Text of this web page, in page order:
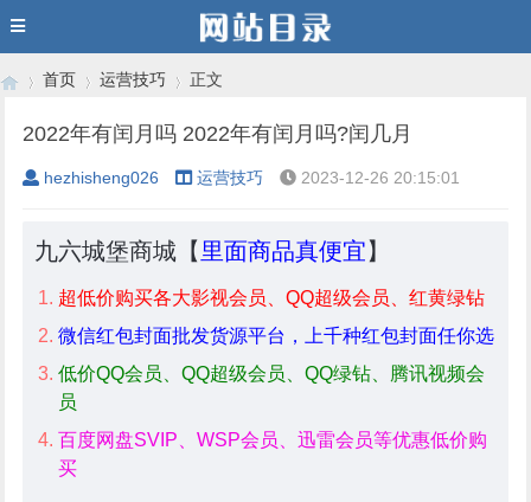
›
首页
›
运营技巧 正文
2022年有闰月吗 2022年有闰月吗?闰几月
hezhisheng026 运营技巧 2023-12-26 20:15:01
九六城堡商城【 里面商品真便宜】
超低价购买各大影视会员、QQ超级会员、红黄绿钻
微信红包封面批发货源平台，上千种红包封面任你选
低价QQ会员、QQ超级会员、QQ绿钻、腾讯视频会
员
百度网盘SVIP、WSP会员、迅雷会员等优惠低价购
买